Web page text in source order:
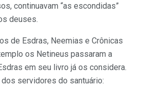
continuavam “as escondidas”
deuses.
de Esdras, Neemias e Crônicas
os Netineus passaram a
em seu livro já os considera.
servidores do santuário: